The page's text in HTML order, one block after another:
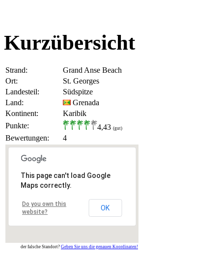
Kurzübersicht
Strand:
Grand Anse Beach
Ort:
St. Georges
Landesteil:
Südspitze
Land:
Grenada
Kontinent:
Karibik
Punkte:
4,43 (gut)
Bewertungen: 4
This page can't load Google
Maps correctly.
Do you own this
website?
OK
der falsche Standort? Geben Sie uns die genauen Koordinaten!